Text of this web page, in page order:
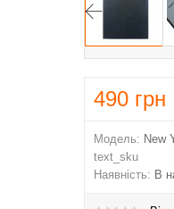
490 грн
Модель: New
text_sku
Наявність: В